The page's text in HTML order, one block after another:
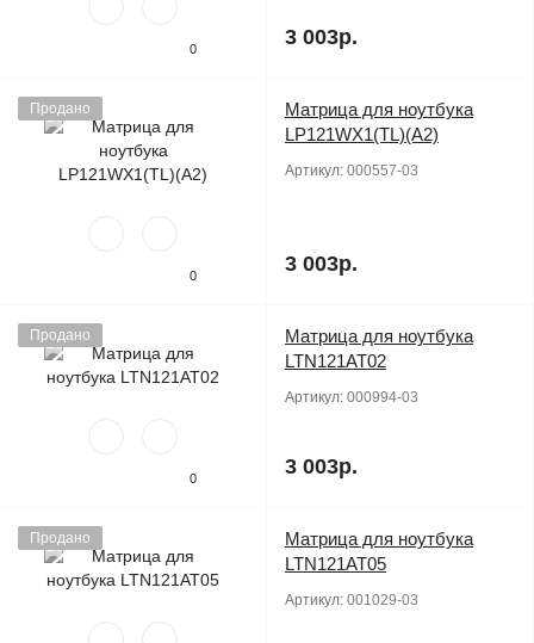
0 3 003р.
Продано
0
Матрица для ноутбука
LP121WX1(TL)(A2)
Артикул: 000557-03
3 003р.
Продано
0
Матрица для ноутбука
LTN121AT02
Артикул: 000994-03
3 003р.
Продано
Матрица для ноутбука
LTN121AT05
Артикул: 001029-03